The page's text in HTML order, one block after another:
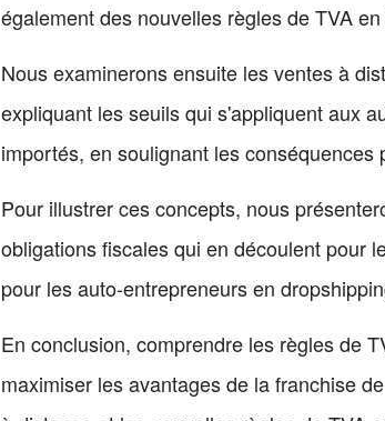
également des nouvelles règles de TVA
Nous examinerons ensuite les ventes à
expliquant les seuils qui s'appliquent aux
importés, en soulignant les
Pour illustrer ces concepts, nous
obligations fiscales qui en découlent pour
pour les auto-entrepreneurs en
En conclusion, comprendre les règles de
maximiser les avantages de la franchise